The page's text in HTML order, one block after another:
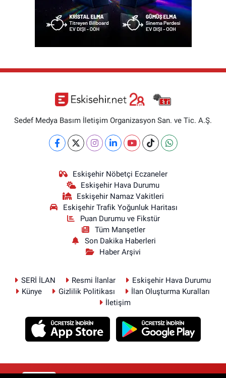
Sedef Medya Basım İletişim Organizasyon San. ve Tic. A.Ş.
Eskişehir Nöbetçi Eczaneler
Eskişehir Hava Durumu
Eskişehir Namaz Vakitleri
Eskişehir Trafik Yoğunluk Haritası
Puan Durumu ve Fikstür
Tüm Manşetler
Son Dakika Haberleri
Haber Arşivi
SERİ İLAN Resmi İlanlar
Eskişehir Hava Durumu
Künye
Gizlilik Politikası
İlan Oluşturma Kuralları
İletişim